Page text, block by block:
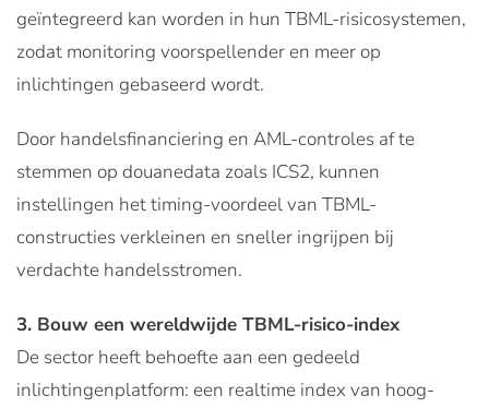
geïntegreerd kan worden in hun TBML-risicosystemen,
zodat monitoring voorspellender en meer op
inlichtingen gebaseerd wordt.
Door handelsfinanciering en AML-controles af te
stemmen op douanedata zoals ICS2, kunnen
instellingen het timing-voordeel van TBML-
constructies verkleinen en sneller ingrijpen bij
verdachte handelsstromen.
3. Bouw een wereldwijde TBML-risico-index
De sector heeft behoefte aan een gedeeld
inlichtingenplatform: een realtime index van hoog-